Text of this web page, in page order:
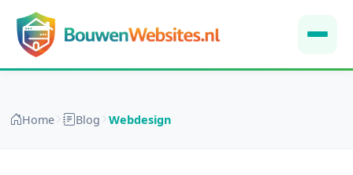
Home Blog Webdesign